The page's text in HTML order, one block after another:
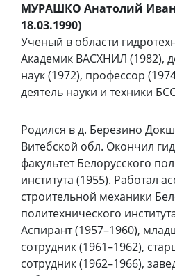
МУРАШКО Анатолий
18.03.1990)
Ученый в области
Академик ВАСХНИЛ (1982),
наук (1972), профессор
деятель науки и техники
Родился в д. Березино
Витебской обл. Окончил
факультет Белорусского
института (1955). Работал
строительной механики
политехнического
Аспирант (1957–1960),
сотрудник (1961–1962),
сотрудник (1962–1966),